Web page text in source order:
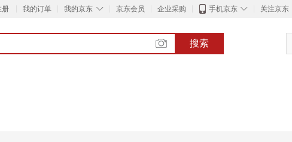
册 我的订单 ◇
我的京东 京东会员 企业采购 ◇
手机京东 关注京东
搜索